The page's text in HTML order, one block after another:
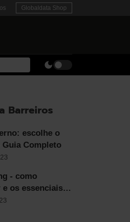
Globaldata Shop
Barreiros
escolhe o
Guia Completo
- como
e os essenciais
streamer